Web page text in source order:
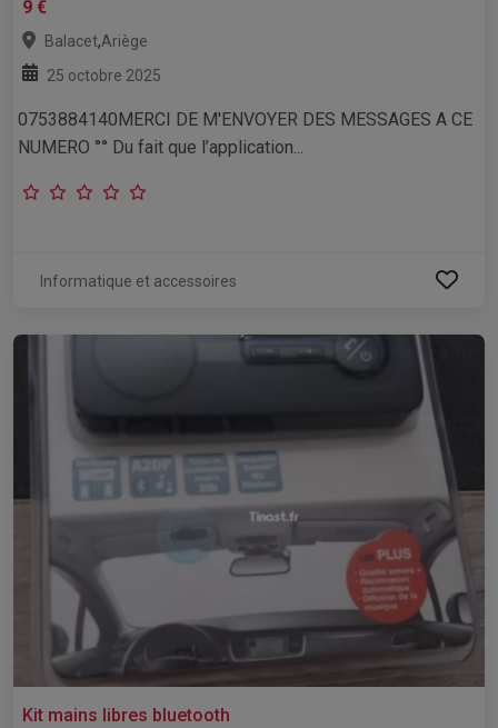
9 €
Balacet,Ariège
25 octobre 2025
0753884140MERCI DE M'ENVOYER DES MESSAGES A CE
NUMERO °° Du fait que l’application...
Informatique et accessoires
Kit mains libres bluetooth